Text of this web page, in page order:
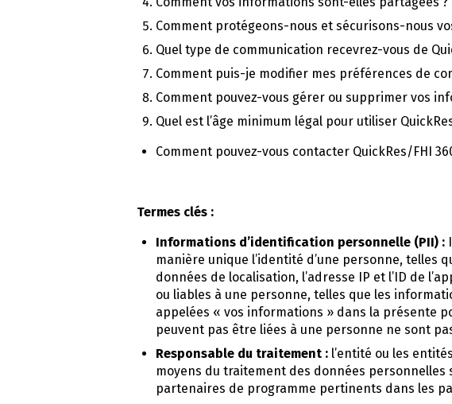
Comment protégeons-nous et sécurisons-nous
Quel type de communication recevrez-vous de
Comment puis-je modifier mes préférences de
Comment pouvez-vous gérer ou supprimer vos
Quel est l’âge minimum légal pour utiliser
Comment pouvez-vous contacter QuickRes/FHI
Termes clés :
Informations d’identification personnelle (PII) :
manière unique l’identité d’une personne, telles
données de localisation, l’adresse IP et l’ID de
ou liables à une personne, telles que les
appelées « vos informations » dans la présente
peuvent pas être liées à une personne ne sont
Responsable du traitement : l’entité ou les
moyens du traitement des données personnelles
partenaires de programme pertinents dans les